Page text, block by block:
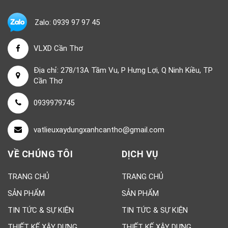
Zalo: 0939 97 97 45
VLXD Cần Thơ
Địa chỉ: 278/13A Tầm Vu, P Hưng Lợi, Q Ninh Kiều, TP
Cần Thơ
0939979745
vatlieuxaydungxanhcantho@gmail.com
VỀ CHÚNG TÔI
TRANG CHỦ
SẢN PHẨM
TIN TỨC & SỰ KIỆN
DỊCH VỤ
TRANG CHỦ
SẢN PHẨM
TIN TỨC & SỰ KIỆN